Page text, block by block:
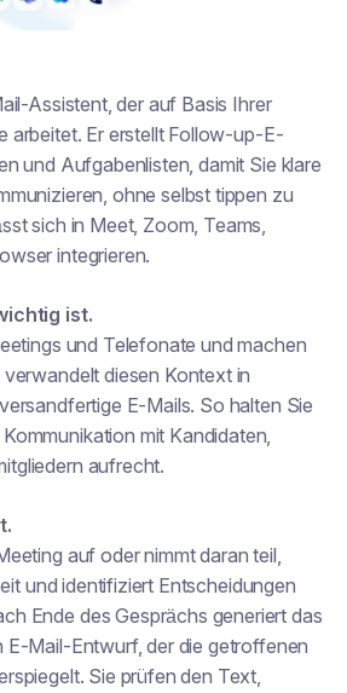
Assistent, der auf Basis Ihrer
arbeitet. Er erstellt Follow-up-E-
und Aufgabenlisten, damit Sie klare
ohne selbst tippen zu
sich in Meet, Zoom, Teams,
integrieren.
ist.
und Telefonate und machen
diesen Kontext in
E-Mails. So halten Sie
mit Kandidaten,
aufrecht.
auf oder nimmt daran teil,
und identifiziert Entscheidungen
Ende des Gesprächs generiert das
E-Mail-Entwurf, der die getroffenen
Sie prüfen den Text,